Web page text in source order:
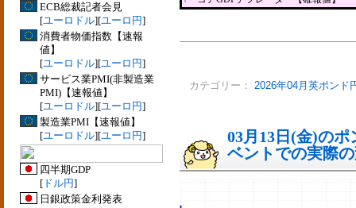
ECB総裁記者会見
[ユーロドル][ユーロ円]
消費者物価指数【速報
値】
[ユーロドル][ユーロ円]
サービス業PMI(非製造業
PMI)【速報値】
[ユーロドル][ユーロ円]
製造業PMI【速報値】
[ユーロドル][ユーロ円]
四半期GDP
[ ドル円]
日銀政策金利発表
カテゴリー： 2026年04月英ポンド
03月13日(金)の
ベントでの実際